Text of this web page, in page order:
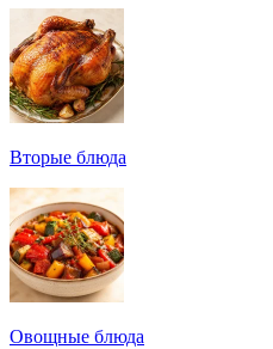
Вторые блюда
Овощные блюда